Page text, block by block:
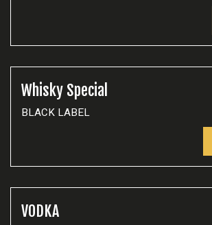
Whisky Special
BLACK LABEL
VODKA